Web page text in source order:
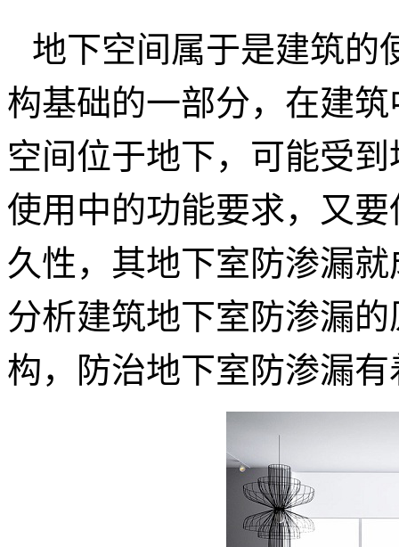
地下空间属于是建筑的
构基础的一部分，在建
空间位于地下，可能受
使用中的功能要求，又
久性，其地下室防渗漏
分析建筑地下室防渗漏
构，防治地下室防渗漏